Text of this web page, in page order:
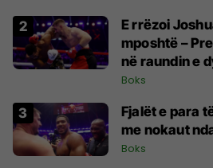
E rrëzoi
mposhtë –
në raundin e
Boks
Fjalët e para
me nokaut
Boks